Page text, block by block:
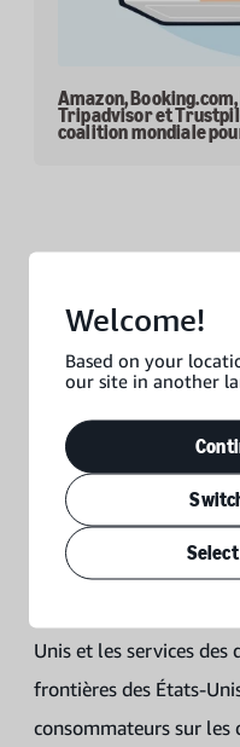
Amazon,
Tripadvisor et
coalition mondiale
Travailler
sensibilisation
consommateurs
Amazon touche des
ses partenariats avec
des organismes à but
défense des
prendre des décisions
Unis et les services
frontières des États-
consommateurs sur les
Welcome!
Based on your
our site in another